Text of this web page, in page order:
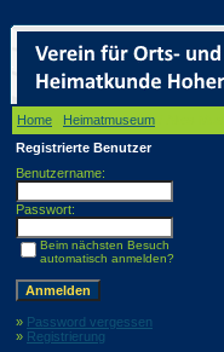
Home Heimatmuseum
Registrierte Benutzer
Benutzername:
Passwort:
Beim nächsten Besuch
automatisch anmelden?
» Password vergessen
» Registrierung